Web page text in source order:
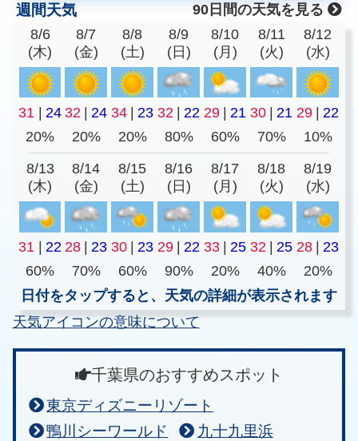
週間天気
90日間の天気を見る
8/6
(木)
8/7
(金)
8/8
(土)
8/9
(日)
8/10
(月)
8/11
(火)
8/12
(水)
31 24 32 24 34 23 32 22 29 21 30 21 29
22
20%
20% 20% 80% 60% 70% 10%
8/13
(木)
8/14
(金)
8/15
(土)
8/16
(日)
8/17
(月)
8/18
(火)
8/19
(水)
31 22 28 23 30 23 29 22 33 25 32 25 28
23
60%
70% 60% 90% 20% 40%
20%
日付をタップすると、天気の詳細が表示されます
天気アイコンの意味について
千葉県のおすすめスポット
東京ディズニーリゾート
鴨川シーワールド
九十九里浜